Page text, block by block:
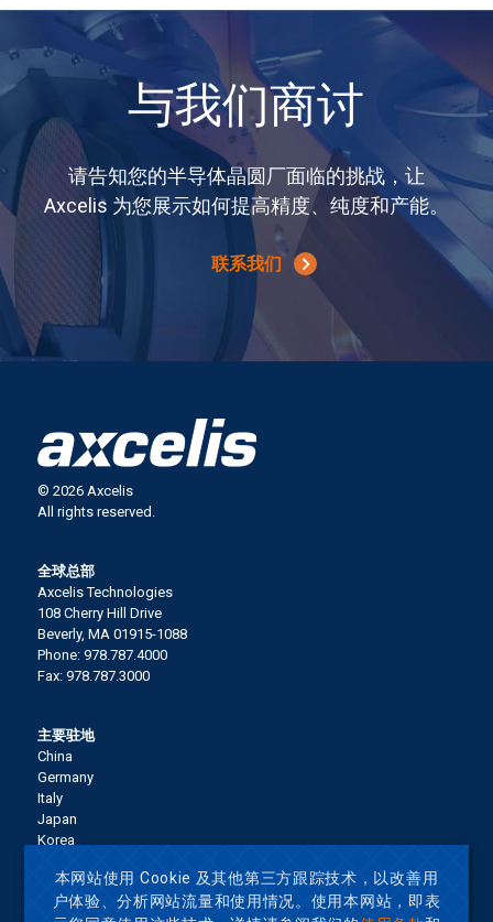
与我们商讨
请告知您的半导体晶圆厂面临的挑战，让
Axcelis 为您展示如何提高精度、纯度和产能。
联系我们
© 2026 Axcelis
All rights reserved.
全球总部
Axcelis Technologies
108 Cherry Hill Drive
Beverly, MA 01915-1088
Phone: 978.787.4000
Fax: 978.787.3000
主要驻地
China
Germany
Italy
Japan
Korea
Singapore
Taiwan
本网站使用 Cookie 及其他第三方跟踪技术，以改善用
户体验、分析网站流量和使用情况。使用本网站，即表